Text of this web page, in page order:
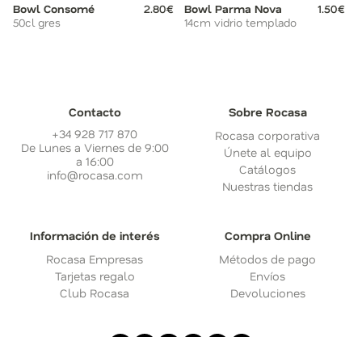
Bowl Consomé
2.80€
50cl gres
Bowl Parma Nova
1.50€
14cm vidrio templado
Contacto
+34 928 717 870
De Lunes a Viernes de 9:00
a 16:00
info@rocasa.com
Sobre Rocasa
Rocasa corporativa
Únete al equipo
Catálogos
Nuestras tiendas
Información de interés
Rocasa Empresas
Tarjetas regalo
Club Rocasa
Compra Online
Métodos de pago
Envíos
Devoluciones